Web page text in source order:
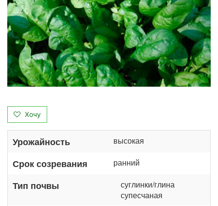
Хочу
Урожайность высокая
Срок созревания ранний
Тип почвы
суглинки/глина
супесчаная